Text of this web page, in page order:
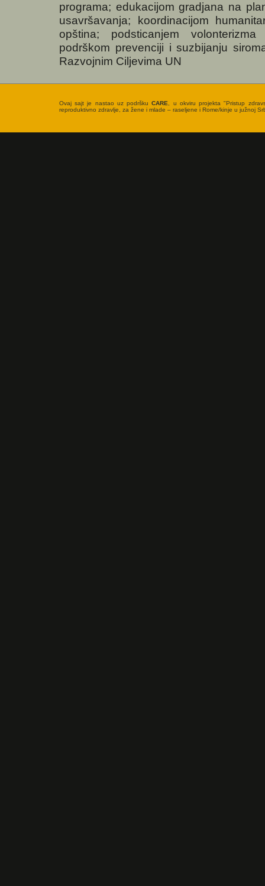
programa; edukacijom gradjana na
usavršavanja; koordinacijom
opština; podsticanjem
podrškom prevenciji i suzbijanju
Razvojnim Ciljevima UN
Ovaj sajt je nastao uz podrškuCARE
, u okviru projekta "Pristup
reproduktivno zdravlje, za žene i mlade – raseljene i Rome/kinje u južnoj